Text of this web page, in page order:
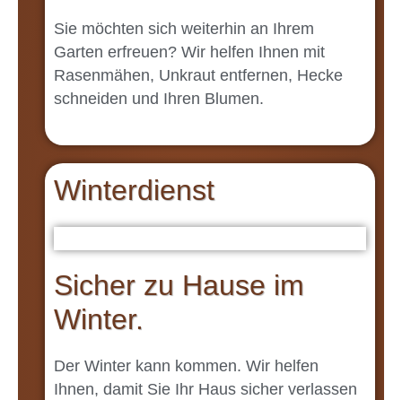
Sie möchten sich weiterhin an Ihrem
Garten erfreuen? Wir helfen Ihnen mit
Rasenmähen, Unkraut entfernen, Hecke
schneiden und Ihren Blumen.
Winterdienst
Sicher zu Hause im
Winter.
Der Winter kann kommen. Wir helfen
Ihnen, damit Sie Ihr Haus sicher verlassen